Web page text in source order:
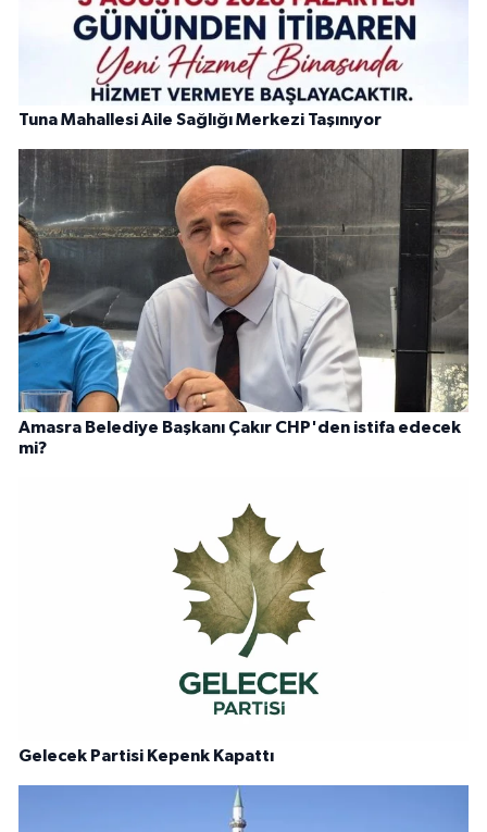
Tuna Mahallesi Aile Sağlığı Merkezi Taşınıyor
Amasra Belediye Başkanı Çakır CHP'den istifa edecek
mi?
Gelecek Partisi Kepenk Kapattı